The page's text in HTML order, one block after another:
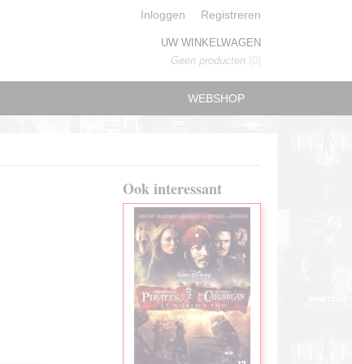
Inloggen Registreren
UW WINKELWAGEN
Geen producten (0)
WEBSHOP
Ook interessant